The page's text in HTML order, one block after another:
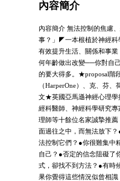
內容簡介
內容簡介 無法控制的焦慮
事？」◤一本根植於神經科
有效提升生活、關係和事
何年齡做出改變──你對自
的要大得多。★proposal階
（HarperOne）、克、芬
文★英國亞馬遜神經心理
經科醫師、神經科學研究
理師等十餘位名家誠摯推
面過往之中，而無法放下
法控制它們？●你很難集中
自己？●否定的信念阻礙了
式，卻找不到方法？●有時
果你覺得這些情況似曾相